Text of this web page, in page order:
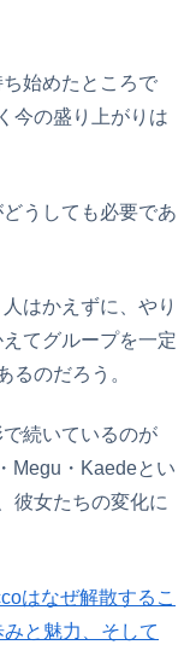
始めたところで
今の盛り上がりは
うしても必要であ
はかえずに、やり
てグループを一定
るのだろう。
続いているのが
Megu・Kaedeとい
彼女たちの変化に
はなぜ解散するこ
と魅力、そして